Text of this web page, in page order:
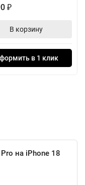
₽
В корзину
в 1 клик
на iPhone 18